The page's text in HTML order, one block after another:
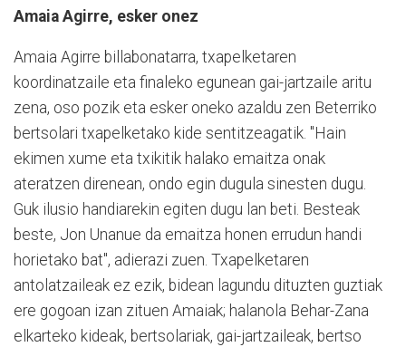
Amaia Agirre, esker onez
Amaia Agirre billabonatarra, txapelketaren
koordinatzaile eta finaleko egunean gai-jartzaile aritu
zena, oso pozik eta esker oneko azaldu zen Beterriko
bertsolari txapelketako kide sentitzeagatik. "Hain
ekimen xume eta txikitik halako emaitza onak
ateratzen direnean, ondo egin dugula sinesten dugu.
Guk ilusio handiarekin egiten dugu lan beti. Besteak
beste, Jon Unanue da emaitza honen errudun handi
horietako bat", adierazi zuen. Txapelketaren
antolatzaileak ez ezik, bidean lagundu dituzten guztiak
ere gogoan izan zituen Amaiak; halanola Behar-Zana
elkarteko kideak, bertsolariak, gai-jartzaileak, bertso